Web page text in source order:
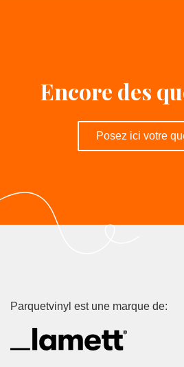
Encore des
Posez ici votre
Parquetvinyl est une marque de: